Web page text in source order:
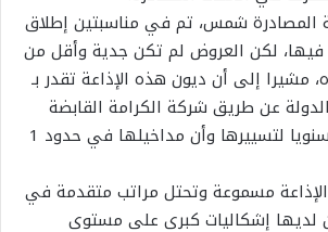
المصادرة شمس، تم في مناسبتين إطلاق
لكن العروض لم تكن جدية وأقل من
مشيرا إلى أن ديون هذه الإذاعة تقدر بـ
الدولة عن طريق شركة الكرامة القابضة
تضخ 4 ملايين دينار سنويا لتسييرها وأن مداخيلها في حدود 1
مسموعة وتحتل مراتب متقدمة في
لديها إشكاليات كبرى على مستوى